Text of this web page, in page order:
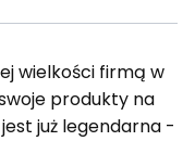
wielkości firmą w
produkty na
już legendarna -